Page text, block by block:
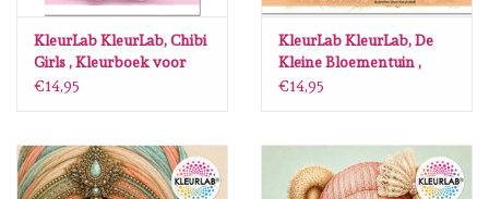
KleurLab KleurLab, Chibi
Girls , Kleurboek voor
volwassenen
€14,95
KleurLab KleurLab, De
Kleine Bloementuin ,
Kleurboek voor
€14,95